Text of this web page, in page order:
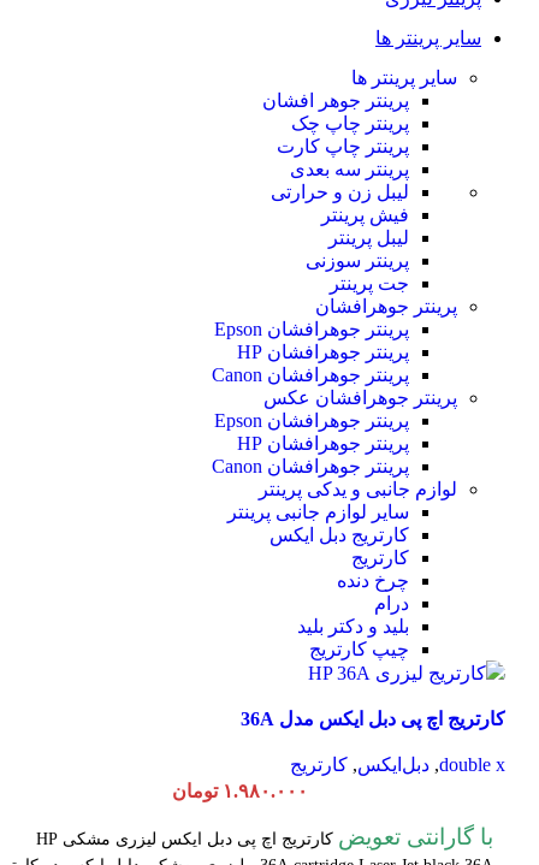
سایر پرینتر ها
سایر پرینتر ها
پرینتر جوهر افشان
پرینتر چاپ چک
پرینتر چاپ کارت
پرینتر سه بعدی
لیبل زن و حرارتی
فیش پرینتر
لیبل پرینتر
پرینتر سوزنی
جت پرینتر
پرینتر جوهرافشان
پرینتر جوهرافشان Epson
پرینتر جوهرافشان HP
پرینتر جوهرافشان Canon
پرینتر جوهرافشان عکس
پرینتر جوهرافشان Epson
پرینتر جوهرافشان HP
پرینتر جوهرافشان Canon
لوازم جانبی و یدکی پرینتر
سایر لوازم جانبی پرینتر
کارتریج دبل ایکس
کارتریج
چرخ دنده
درام
بلید و دکتر بلید
چیپ کارتریج
کارتریج اچ پی دبل ایکس مدل 36A
double x
, دبل‌ایکس, کارتریج
۱.۹۸۰.۰۰۰ تومان
با گارانتی تعویض
کارتریج اچ پی دبل ایکس لیزری مشکی HP